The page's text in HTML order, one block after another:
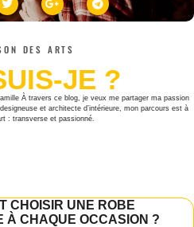
DES ARTS
JE ?
À travers ce blog, je veux me partager ma passion
et architecte d’intérieure, mon parcours est à
: transverse et passionné.
CHOISIR UNE ROBE
À CHAQUE OCCASION ?